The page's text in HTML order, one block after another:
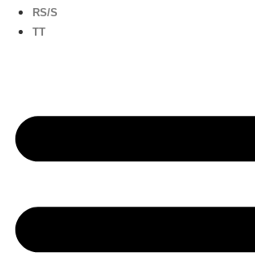
RS/S
TT